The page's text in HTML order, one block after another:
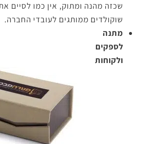
שכזה מהנה ומתוק, אין כמו לסיים
שוקולדים ממותגים לעובדי החברה.
מתנה
לספקים
ולקוחות